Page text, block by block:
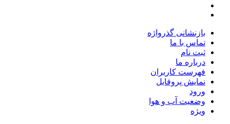
بازنشانی گذرواژه
تماس با ما
ثبت نام
درباره ما
فهرست کاربران
نمایش پروفایل
ورود
وضعیت آب و هوا
ویژه